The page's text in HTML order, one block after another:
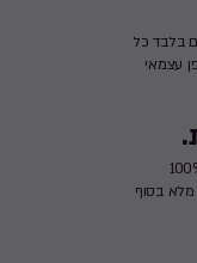
בלבד כל
עצמאי
כלכלה מעגלית- 100%
מלא בסוף